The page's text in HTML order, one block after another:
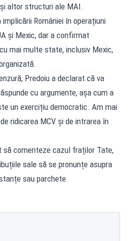
altor structuri ale MAI.
României în operațiuni
și Mexic, dar a confirmat
mai multe state, inclusiv Mexic,
Predoiu a declarat că va
cu argumente, așa cum a
un exercițiu democratic. Am mai
ridicarea MCV și de intrarea în
comenteze cazul fraților Tate,
sale să se pronunțe asupra
sau parchete.